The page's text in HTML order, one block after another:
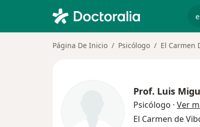
Página De Inicio Psicólogo El Carmen
Prof. Luis
Psicólogo · Ver
El Carmen de